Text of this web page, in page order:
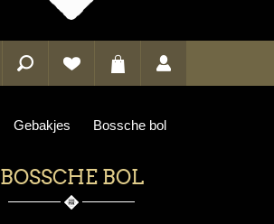
Gebakjes Bossche bol
BOSSCHE BOL